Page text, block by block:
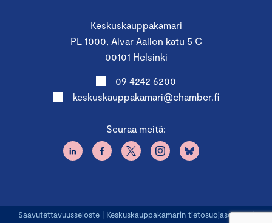
Keskuskauppakamari
PL 1000, Alvar Aallon katu 5 C
00101 Helsinki
09 4242 6200
keskuskauppakamari@chamber.fi
Seuraa meitä:
Saavutettavuusseloste | Keskuskauppakamarin tietosuojaseloste|